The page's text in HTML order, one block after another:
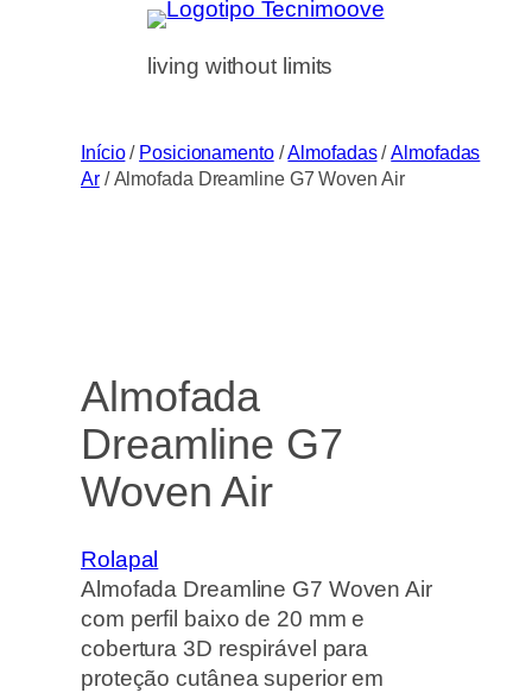
living without limits
Início/ Posicionamento/Almofadas/Almofadas
Ar/ Almofada Dreamline G7 Woven Air
Almofada
Dreamline G7
Woven Air
Rolapal
Almofada Dreamline G7 Woven Air
com perfil baixo de 20 mm e
cobertura 3D respirável para
proteção cutânea superior em